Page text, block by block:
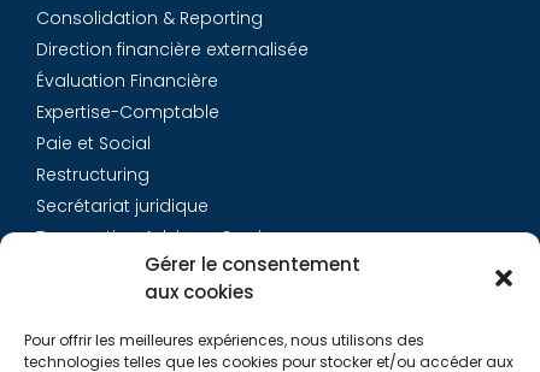
Gérer le consentement
aux cookies
Pour offrir les meilleures expériences, nous utilisons des
technologies telles que les cookies pour stocker et/ou accéder aux
Consolidation & Reporting
Direction financière externalisée
Évaluation Financière
Expertise-Comptable
Paie et Social
Restructuring
Secrétariat juridique
Transaction Advisory Services
Équipe